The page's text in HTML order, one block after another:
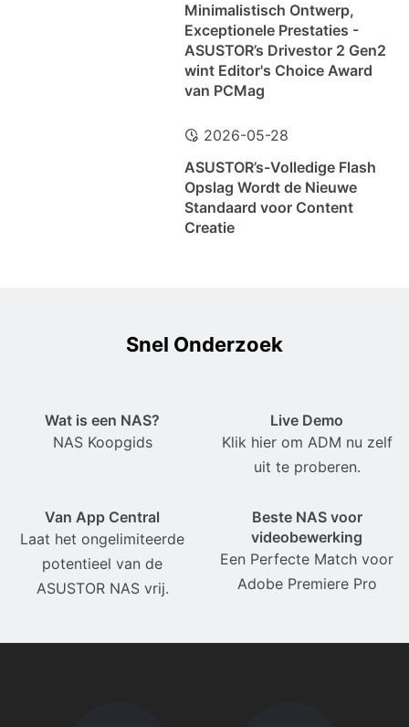
Minimalistisch Ontwerp,
Exceptionele Prestaties -
ASUSTOR’s Drivestor 2 Gen2
wint Editor's Choice Award
van PCMag
2026-05-28
ASUSTOR’s-Volledige Flash
Opslag Wordt de Nieuwe
Standaard voor Content
Creatie
Snel Onderzoek
Wat is een NAS?
NAS Koopgids
Live Demo
Klik hier om ADM nu zelf
uit te proberen.
Van App Central
Laat het ongelimiteerde
potentieel van de
ASUSTOR NAS vrij.
Beste NAS voor
videobewerking
Een Perfecte Match voor
Adobe Premiere Pro